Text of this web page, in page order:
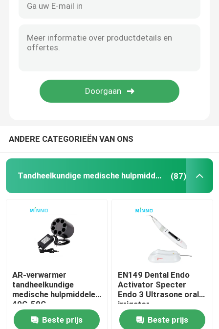
Obturation Systeem
ANDERE CATEGORIEËN VAN ONS
Tandheelkundige medische hulpmiddelen (87)
AR-verwarmer
tandheelkundige
medische hulpmiddelen
40C-50C
composietharsverwarmer
Beste prijs
EN149 Dental Endo
Activator Specter
Endo 3 Ultrasone orale
irrigator
Beste prijs